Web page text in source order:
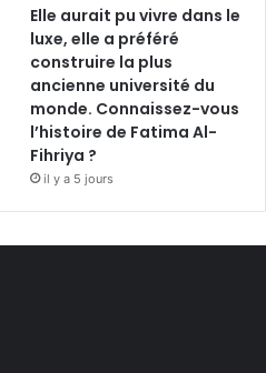
Elle aurait pu vivre dans le
luxe, elle a préféré
construire la plus
ancienne université du
monde. Connaissez-vous
l’histoire de Fatima Al-
Fihriya ?
il y a 5 jours